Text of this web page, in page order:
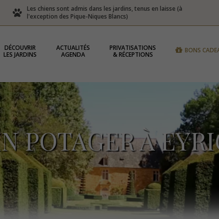
Les chiens sont admis dans les jardins, tenus en laisse (à
l'exception des Pique-Niques Blancs)
DÉCOUVRIR
LES JARDINS
ACTUALITÉS
AGENDA
PRIVATISATIONS
& RÉCEPTIONS
BONS
POTAGER À